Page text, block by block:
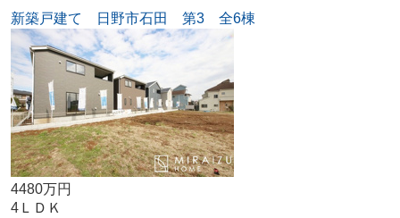
新築戸建て 日野市石田 第3 全6棟
4480万円
4ＬＤＫ